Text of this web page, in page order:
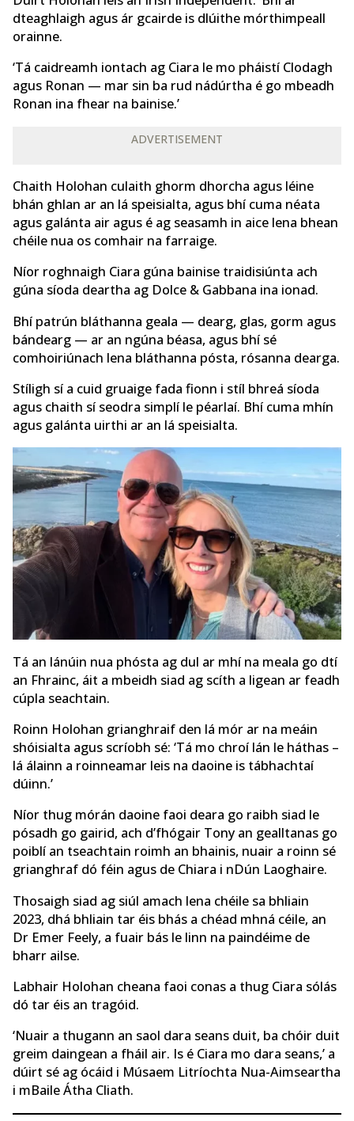
dteaghlaigh agus ár gcairde is dlúithe mórthimpeall
orainne.
‘Tá caidreamh iontach ag Ciara le mo pháistí Clodagh
agus Ronan — mar sin ba rud nádúrtha é go mbeadh
Ronan ina fhear na bainise.’
ADVERTISEMENT
Chaith Holohan culaith ghorm dhorcha agus léine
bhán ghlan ar an lá speisialta, agus bhí cuma néata
agus galánta air agus é ag seasamh in aice lena bhean
chéile nua os comhair na farraige.
Níor roghnaigh Ciara gúna bainise traidisiúnta ach
gúna síoda deartha ag Dolce & Gabbana ina ionad.
Bhí patrún bláthanna geala — dearg, glas, gorm agus
bándearg — ar an ngúna béasa, agus bhí sé
comhoiriúnach lena bláthanna pósta, rósanna dearga.
Stíligh sí a cuid gruaige fada fionn i stíl bhreá síoda
agus chaith sí seodra simplí le péarlaí. Bhí cuma mhín
agus galánta uirthi ar an lá speisialta.
Tá an lánúin nua phósta ag dul ar mhí na meala go dtí
an Fhrainc, áit a mbeidh siad ag scíth a ligean ar feadh
cúpla seachtain.
Roinn Holohan grianghraif den lá mór ar na meáin
shóisialta agus scríobh sé: ‘Tá mo chroí lán le háthas –
lá álainn a roinneamar leis na daoine is tábhachtaí
dúinn.’
Níor thug mórán daoine faoi deara go raibh siad le
pósadh go gairid, ach d’fhógair Tony an gealltanas go
poiblí an tseachtain roimh an bhainis, nuair a roinn sé
grianghraf dó féin agus de Chiara i nDún Laoghaire.
Thosaigh siad ag siúl amach lena chéile sa bhliain
2023, dhá bhliain tar éis bhás a chéad mhná céile, an
Dr Emer Feely, a fuair bás le linn na paindéime de
bharr ailse.
Labhair Holohan cheana faoi conas a thug Ciara sólás
dó tar éis an tragóid.
‘Nuair a thugann an saol dara seans duit, ba chóir duit
greim daingean a fháil air. Is é Ciara mo dara seans,’ a
dúirt sé ag ócáid i Músaem Litríochta Nua-Aimseartha
i mBaile Átha Cliath.